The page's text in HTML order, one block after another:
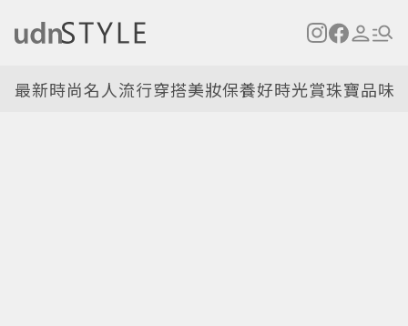
最新時尚名人流行穿搭美妝保養好時光賞珠寶品味